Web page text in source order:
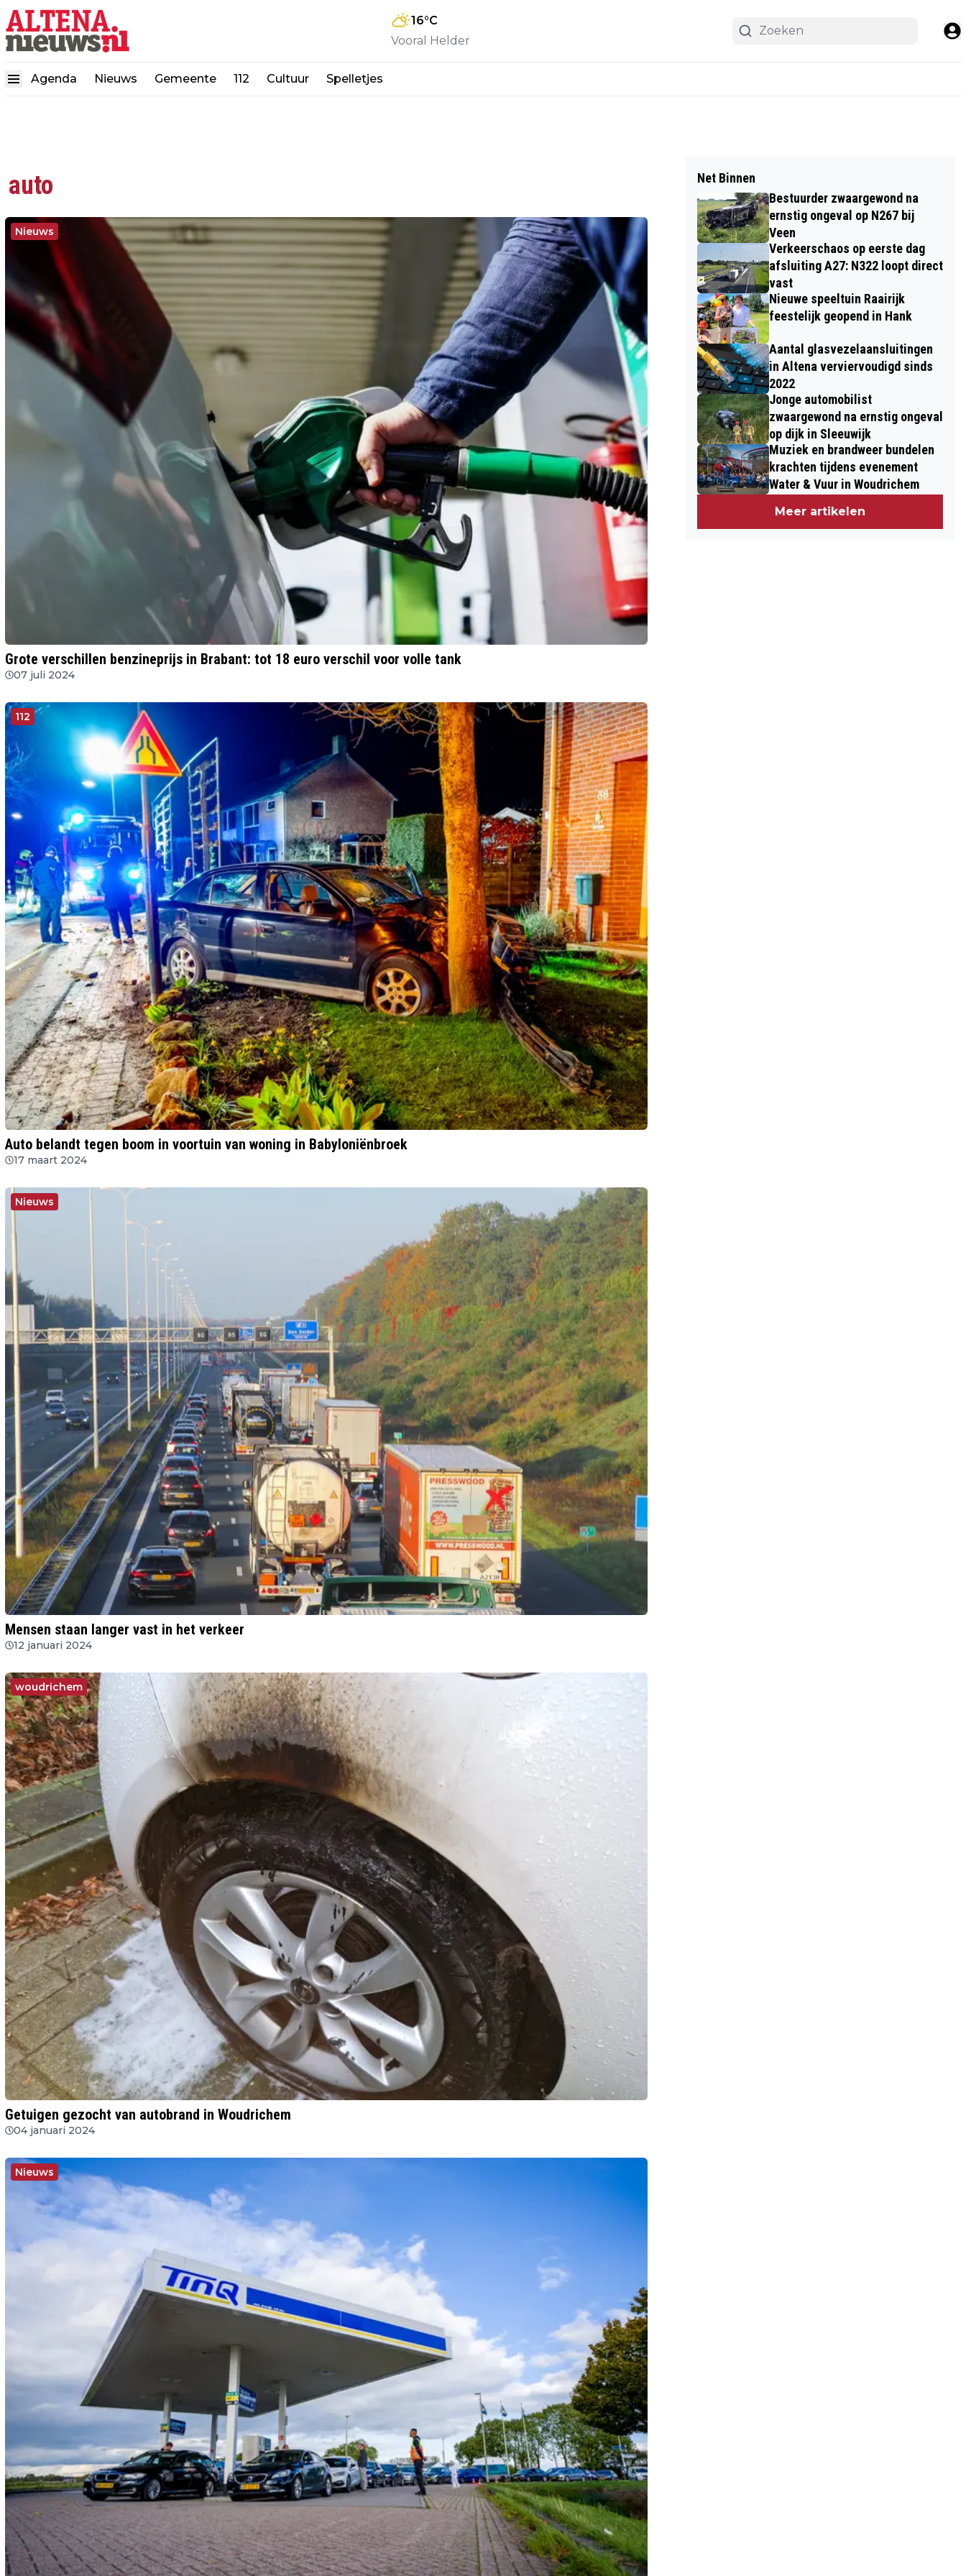
16°C
Vooral Helder
Agenda Nieuws Gemeente 112 Cultuur Spelletjes
auto
Nieuws
Grote verschillen benzineprijs in Brabant: tot 18 euro verschil voor volle tank
07 juli 2024
112
Auto belandt tegen boom in voortuin van woning in Babyloniënbroek
17 maart 2024
Nieuws
Mensen staan langer vast in het verkeer
12 januari 2024
woudrichem
Getuigen gezocht van autobrand in Woudrichem
04 januari 2024
Nieuws
Net Binnen
Bestuurder zwaargewond na
ernstig ongeval op N267 bij
Veen
Verkeerschaos op eerste dag
afsluiting A27: N322 loopt direct
vast
Nieuwe speeltuin Raairijk
feestelijk geopend in Hank
Aantal glasvezelaansluitingen
in Altena verviervoudigd sinds
2022
Jonge automobilist
zwaargewond na ernstig ongeval
op dijk in Sleeuwijk
Muziek en brandweer bundelen
krachten tijdens evenement
Water & Vuur in Woudrichem
Meer artikelen